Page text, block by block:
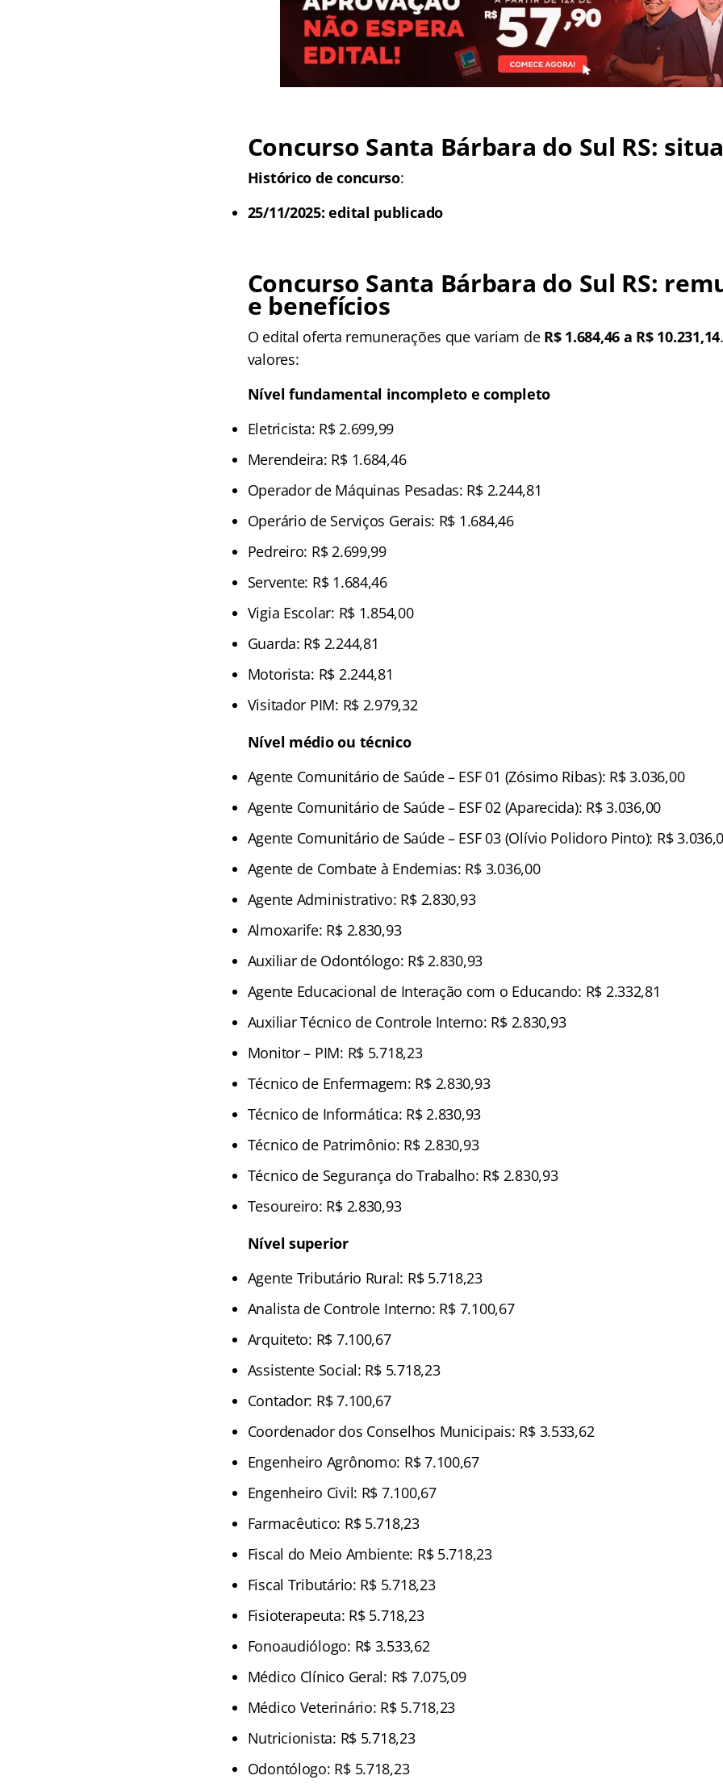
Concurso Santa Bárbara do Sul RS:
Histórico de concurso:
25/11/2025: edital publicado
Concurso Santa Bárbara do Sul RS:
e benefícios
O edital oferta remunerações que variam de R$ 1.684,46 a R$ 10.231,14
valores:
Nível fundamental incompleto e completo
Eletricista: R$ 2.699,99
Merendeira: R$ 1.684,46
Operador de Máquinas Pesadas: R$ 2.244,81
Operário de Serviços Gerais: R$ 1.684,46
Pedreiro: R$ 2.699,99
Servente: R$ 1.684,46
Vigia Escolar: R$ 1.854,00
Guarda: R$ 2.244,81
Motorista: R$ 2.244,81
Visitador PIM: R$ 2.979,32
Nível médio ou técnico
Agente Comunitário de Saúde – ESF 01 (Zósimo Ribas): R$ 3.036,00
Agente Comunitário de Saúde – ESF 02 (Aparecida): R$ 3.036,00
Agente Comunitário de Saúde – ESF 03 (Olívio Polidoro Pinto): R$
Agente de Combate à Endemias: R$ 3.036,00
Agente Administrativo: R$ 2.830,93
Almoxarife: R$ 2.830,93
Auxiliar de Odontólogo: R$ 2.830,93
Agente Educacional de Interação com o Educando: R$ 2.332,81
Auxiliar Técnico de Controle Interno: R$ 2.830,93
Monitor – PIM: R$ 5.718,23
Técnico de Enfermagem: R$ 2.830,93
Técnico de Informática: R$ 2.830,93
Técnico de Patrimônio: R$ 2.830,93
Técnico de Segurança do Trabalho: R$ 2.830,93
Tesoureiro: R$ 2.830,93
Nível superior
Agente Tributário Rural: R$ 5.718,23
Analista de Controle Interno: R$ 7.100,67
Arquiteto: R$ 7.100,67
Assistente Social: R$ 5.718,23
Contador: R$ 7.100,67
Coordenador dos Conselhos Municipais: R$ 3.533,62
Engenheiro Agrônomo: R$ 7.100,67
Engenheiro Civil: R$ 7.100,67
Farmacêutico: R$ 5.718,23
Fiscal do Meio Ambiente: R$ 5.718,23
Fiscal Tributário: R$ 5.718,23
Fisioterapeuta: R$ 5.718,23
Fonoaudiólogo: R$ 3.533,62
Médico Clínico Geral: R$ 7.075,09
Médico Veterinário: R$ 5.718,23
Nutricionista: R$ 5.718,23
Odontólogo: R$ 5.718,23